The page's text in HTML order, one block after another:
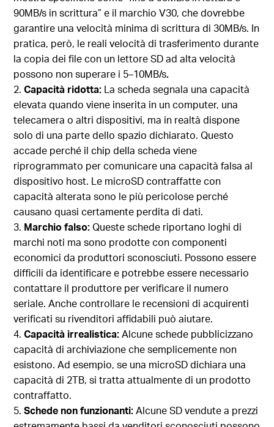
90MB/s in scrittura” e il marchio V30, che dovrebbe
garantire una velocità minima di scrittura di 30MB/s. In
pratica, però, le reali velocità di trasferimento durante
la copia dei file con un lettore SD ad alta velocità
possono non superare i 5–10MB/s.
Capacità ridotta: La scheda segnala una capacità
elevata quando viene inserita in un computer, una
telecamera o altri dispositivi, ma in realtà dispone
solo di una parte dello spazio dichiarato. Questo
accade perché il chip della scheda viene
riprogrammato per comunicare una capacità falsa al
dispositivo host. Le microSD contraffatte con
capacità alterata sono le più pericolose perché
causano quasi certamente perdita di dati.
Marchio falso:Queste schede riportano loghi di
marchi noti ma sono prodotte con componenti
economici da produttori sconosciuti. Possono essere
difficili da identificare e potrebbe essere necessario
contattare il produttore per verificare il numero
seriale. Anche controllare le recensioni di acquirenti
verificati su rivenditori affidabili può aiutare.
Capacità irrealistica:Alcune schede pubblicizzano
capacità di archiviazione che semplicemente non
esistono. Ad esempio, se una microSD dichiara una
capacità di 2TB, si tratta attualmente di un prodotto
contraffatto.
Schede non funzionanti:Alcune SD vendute a prezzi